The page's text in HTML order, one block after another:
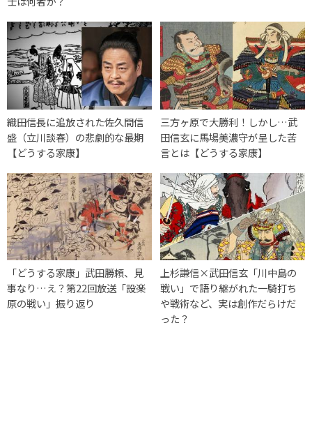
織田信長に追放された佐久間信
盛（立川談春）の悲劇的な最期
【どうする家康】
三方ヶ原で大勝利！しかし…武
田信玄に馬場美濃守が呈した苦
言とは【どうする家康】
「どうする家康」武田勝頼、見
事なり…え？第22回放送「設楽
原の戦い」振り返り
上杉謙信×武田信玄「川中島の
戦い」で語り継がれた一騎打ち
や戦術など、実は創作だらけだ
った？